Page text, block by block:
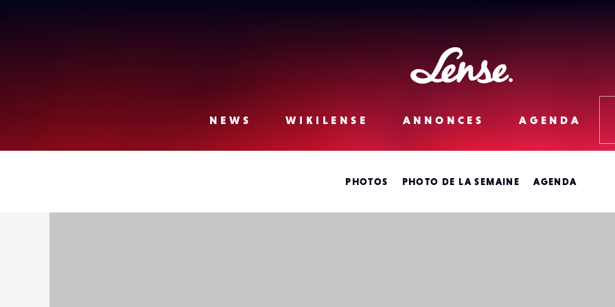
Lense
NEWS WIKILENSE ANNONCES AGENDA
PHOTOS PHOTO DE LA SEMAINE AGENDA